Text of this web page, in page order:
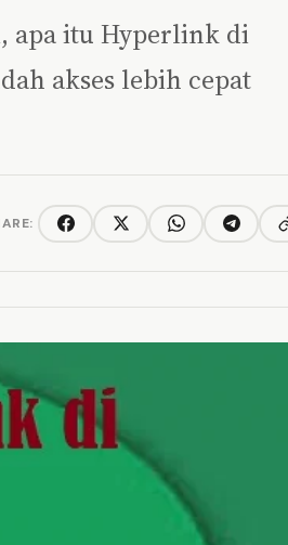
apa itu Hyperlink di
akses lebih cepat
FacebookTwitter/XWhatsAppTelegram